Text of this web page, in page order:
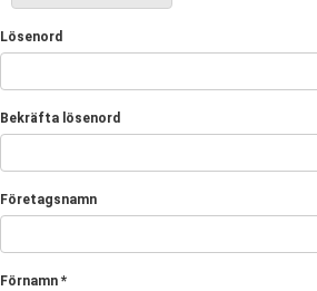
Lösenord
Bekräfta lösenord
Företagsnamn
Förnamn *